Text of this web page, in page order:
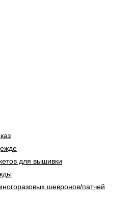
для вышивки
шевронов/патчей